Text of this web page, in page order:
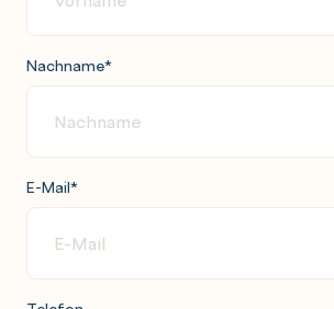
Nachname*
E-Mail*